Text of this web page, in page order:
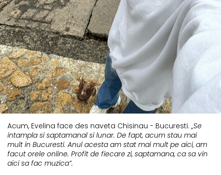
Acum, Evelina face des naveta Chisinau - Bucuresti.„Se
intampla si saptamanal si lunar. De fapt, acum stau mai
mult in Bucuresti. Anul acesta am stat mai mult pe aici, am
facut orele online. Profit de fiecare zi, saptamana, ca sa vin
aici sa fac muzica”.